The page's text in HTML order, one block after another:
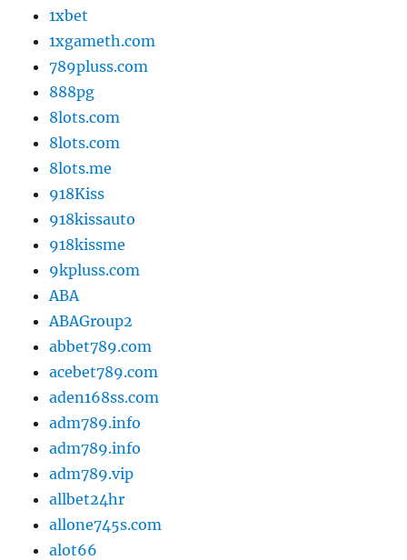
1xbet
1xgameth.com
789pluss.com
888pg
8lots.com
8lots.com
8lots.me
918Kiss
918kissauto
918kissme
9kpluss.com
ABA
ABAGroup2
abbet789.com
acebet789.com
aden168ss.com
adm789.info
adm789.info
adm789.vip
allbet24hr
allone745s.com
alot66